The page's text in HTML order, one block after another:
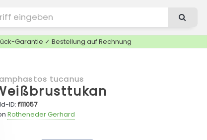
Garantie ✓ Bestellung auf Rechnung
tucanus
ID:f111057
Rotheneder Gerhard